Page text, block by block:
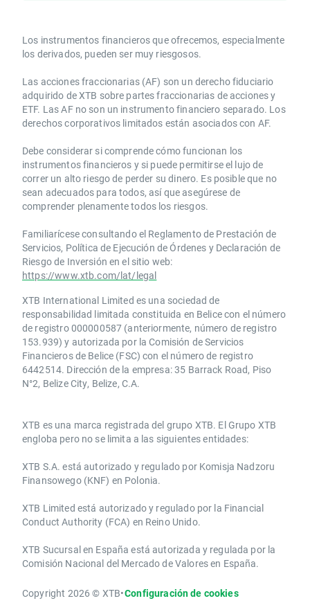
Los instrumentos financieros que ofrecemos, especialmente
los derivados, pueden ser muy riesgosos.
Las acciones fraccionarias (AF) son un derecho fiduciario
adquirido de XTB sobre partes fraccionarias de acciones y
ETF. Las AF no son un instrumento financiero separado. Los
derechos corporativos limitados están asociados con AF.
Debe considerar si comprende cómo funcionan los
instrumentos financieros y si puede permitirse el lujo de
correr un alto riesgo de perder su dinero. Es posible que no
sean adecuados para todos, así que asegúrese de
comprender plenamente todos los riesgos.
Familiarícese consultando el Reglamento de Prestación de
Servicios, Política de Ejecución de Órdenes y Declaración de
Riesgo de Inversión en el sitio web:
https://www.xtb.com/lat/legal
XTB International Limited es una sociedad de
responsabilidad limitada constituida en Belice con el número
de registro 000000587 (anteriormente, número de registro
153.939) y autorizada por la Comisión de Servicios
Financieros de Belice (FSC) con el número de registro
6442514. Dirección de la empresa: 35 Barrack Road, Piso
N°2, Belize City, Belize, C.A.
​​XTB es una marca registrada del grupo XTB. El Grupo XTB
engloba pero no se limita a las siguientes entidades:
XTB S.A.​ está autorizado y regulado por Komisja Nadzoru
Finansowego (KNF) ​en Polonia.
XTB Limited ​está autorizado y regulado por la ​Financial
Conduct Authority ​(FCA) en ​​Reino Unido.
XTB Sucursal en España está autorizada y regulada por la
Comisión Nacional del Mercado de Valores en España.
Copyright 2026 © XTB•Configuración de cookies